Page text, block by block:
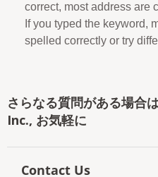
correct, most address are
If you typed the keyword,
spelled correctly or try
さらなる質問がある場合
Inc., お気軽に